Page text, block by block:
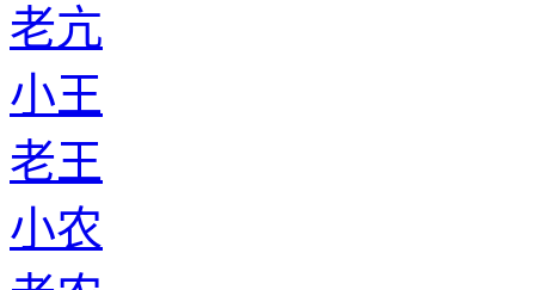
老亢
小王
老王
小农